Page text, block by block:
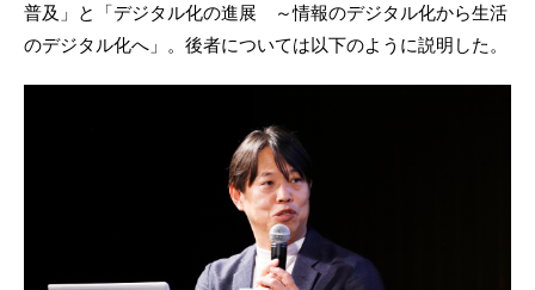
普及」と「デジタル化の進展 ～情報のデジタル化から生活
のデジタル化へ」。後者については以下のように説明した。